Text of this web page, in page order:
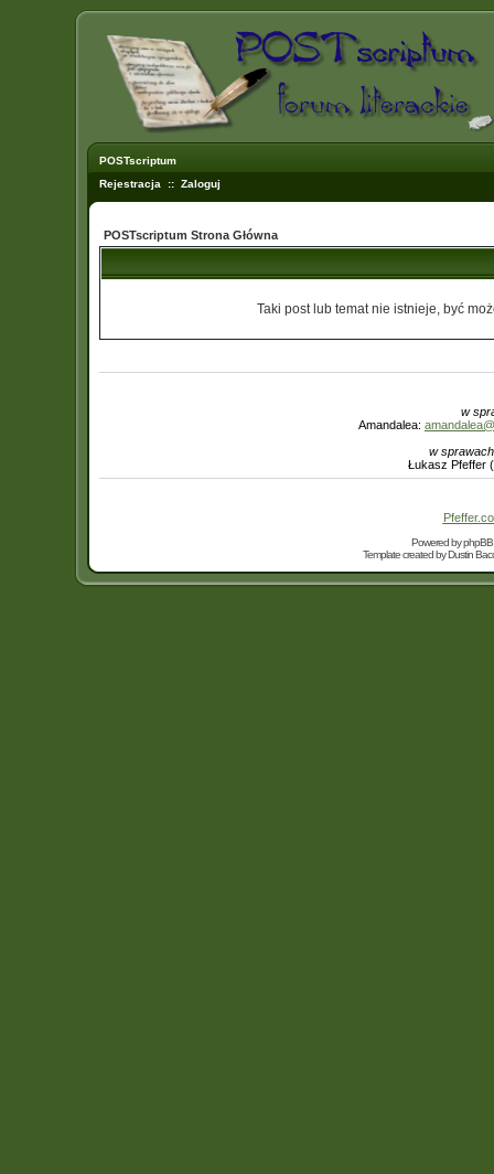
POSTscriptum
Rejestracja :: Zaloguj
POSTscriptum Strona Główna
Taki post lub temat nie istnieje, być
w
Amandalea:
w
Łukasz Pfeffer
Powered byphpBB
Template created byDustin